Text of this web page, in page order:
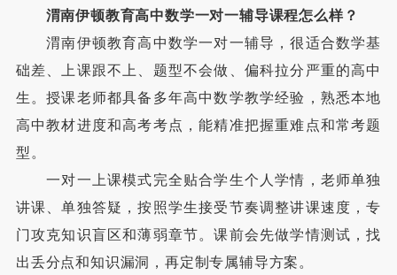
渭南伊顿教育高中数学一对一辅导课程怎么样？
渭南伊顿教育高中数学一对一辅导，很适合数学基
础差、上课跟不上、题型不会做、偏科拉分严重的高中
生。授课老师都具备多年高中数学教学经验，熟悉本地
高中教材进度和高考考点，能精准把握重难点和常考题
型。
一对一上课模式完全贴合学生个人学情，老师单独
讲课、单独答疑，按照学生接受节奏调整讲课速度，专
门攻克知识盲区和薄弱章节。课前会先做学情测试，找
出丢分点和知识漏洞，再定制专属辅导方案。